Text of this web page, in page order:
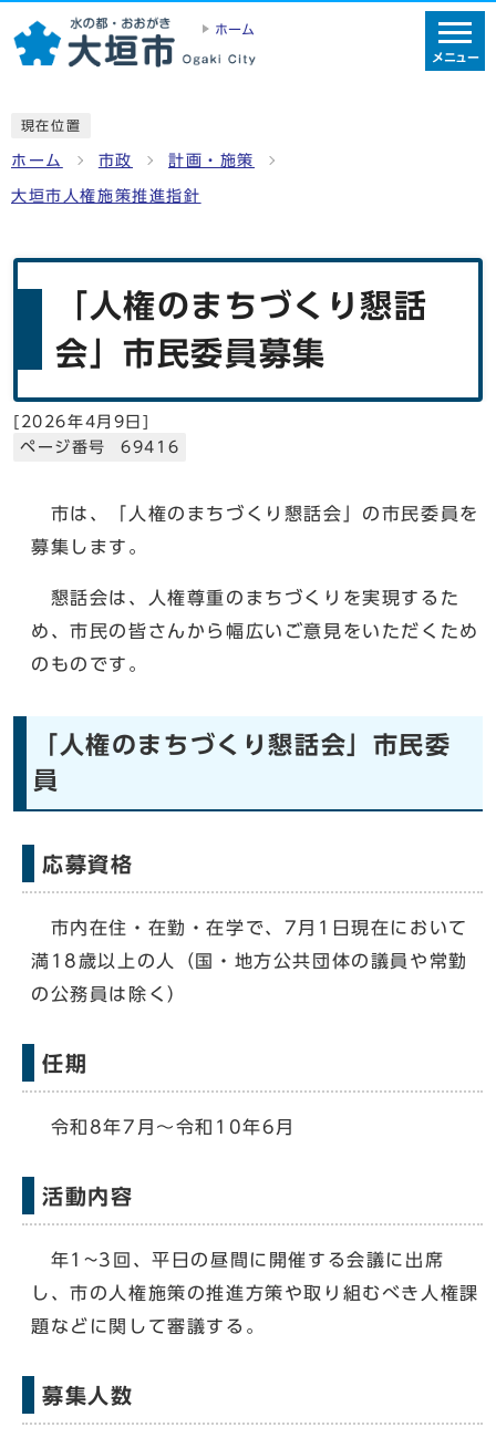
ホーム
メニュー
現在位置
ホーム 市政 計画・施策
大垣市人権施策推進指針
「人権のまちづくり懇話
会」市民委員募集
[ 2026年4月9日]
ページ番号 69416
市は、「人権のまちづくり懇話会」の市民委員を
募集します。
懇話会は、人権尊重のまちづくりを実現するた
め、市民の皆さんから幅広いご意見をいただくため
のものです。
「人権のまちづくり懇話会」市民委
員
応募資格
市内在住・在勤・在学で、7月1日現在において
満18歳以上の人（国・地方公共団体の議員や常勤
の公務員は除く）
任期
令和8年7月～令和10年6月
活動内容
年1~3回、平日の昼間に開催する会議に出席
し、市の人権施策の推進方策や取り組むべき人権課
題などに関して審議する。
募集人数